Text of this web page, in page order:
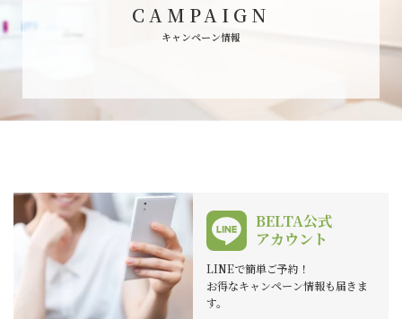
CAMPAIGN
キャンペーン情報
BELTA公式
アカウント
LINEで簡単ご予約！
お得なキャンペーン情報も届きま
す。